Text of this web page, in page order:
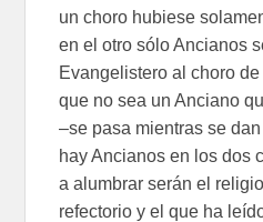
un choro hubiese
en el otro sólo Ancianos
Evangelistero al choro
que no sea un Anciano
–se pasa mientras se
hay Ancianos en los dos
a alumbrar serán el
refectorio y el que ha